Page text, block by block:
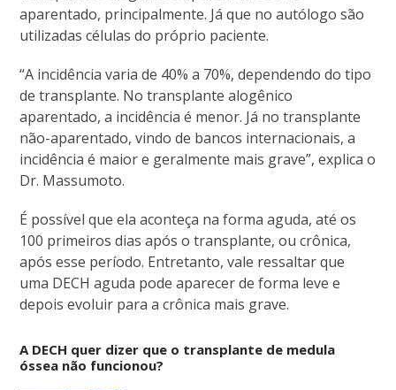
aparentado, principalmente. Já que no autólogo são
utilizadas células do próprio paciente.
“A incidência varia de 40% a 70%, dependendo do tipo
de transplante. No transplante alogênico
aparentado, a incidência é menor. Já no transplante
não-aparentado, vindo de bancos internacionais, a
incidência é maior e geralmente mais grave”, explica o
Dr. Massumoto.
É possível que ela aconteça na forma aguda, até os
100 primeiros dias após o transplante, ou crônica,
após esse período. Entretanto, vale ressaltar que
uma DECH aguda pode aparecer de forma leve e
depois evoluir para a crônica mais grave.
A DECH quer dizer que o transplante de medula
óssea não funcionou?